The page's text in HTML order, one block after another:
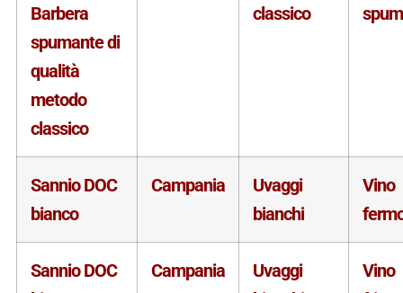
Barbera
spumante di
qualità
metodo
classico
classico
Sannio DOC
bianco
Campania
Uvaggi
bianchi
Vino
Sannio DOC
Campania
Uvaggi
Vino